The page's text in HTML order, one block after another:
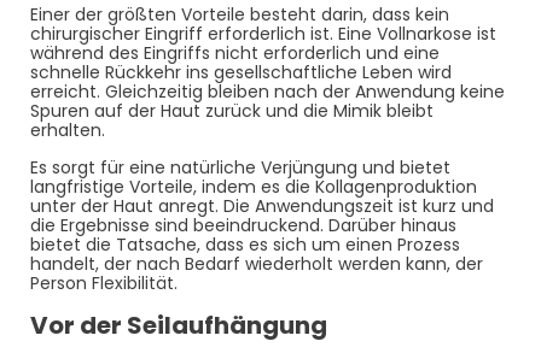
Einer der größten Vorteile besteht darin, dass kein
chirurgischer Eingriff erforderlich ist. Eine Vollnarkose ist
während des Eingriffs nicht erforderlich und eine
schnelle Rückkehr ins gesellschaftliche Leben wird
erreicht. Gleichzeitig bleiben nach der Anwendung keine
Spuren auf der Haut zurück und die Mimik bleibt
erhalten.
Es sorgt für eine natürliche Verjüngung und bietet
langfristige Vorteile, indem es die Kollagenproduktion
unter der Haut anregt. Die Anwendungszeit ist kurz und
die Ergebnisse sind beeindruckend. Darüber hinaus
bietet die Tatsache, dass es sich um einen Prozess
handelt, der nach Bedarf wiederholt werden kann, der
Person Flexibilität.
Vor der Seilaufhängung